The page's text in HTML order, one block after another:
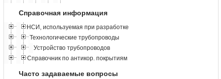
Справочная информация
НСИ, используемая при разработке
Технологические трубопроводы
Устройство трубопроводов
Справочник по антикор. покрытиям
Часто задаваемые вопросы